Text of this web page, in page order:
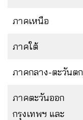
ภาคเหนือ
ภาคใต้
ภาคกลาง-ตะวันตก
ภาคตะวันออก
กรุงเทพฯ และ